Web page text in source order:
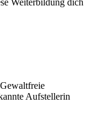
Weiterbildung dich
Aufstellerin